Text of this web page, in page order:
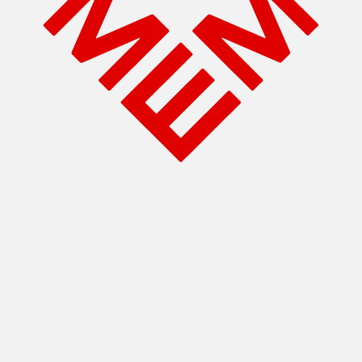
Activités éducatives
Location de salles
EN
Billetterie